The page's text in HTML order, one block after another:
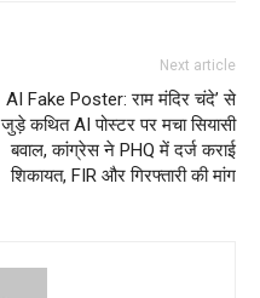
Next article
AI Fake Poster: राम मंदिर चंदे’ से
जुड़े कथित AI पोस्टर पर मचा सियासी
बवाल, कांग्रेस ने PHQ में दर्ज कराई
शिकायत, FIR और गिरफ्तारी की मांग